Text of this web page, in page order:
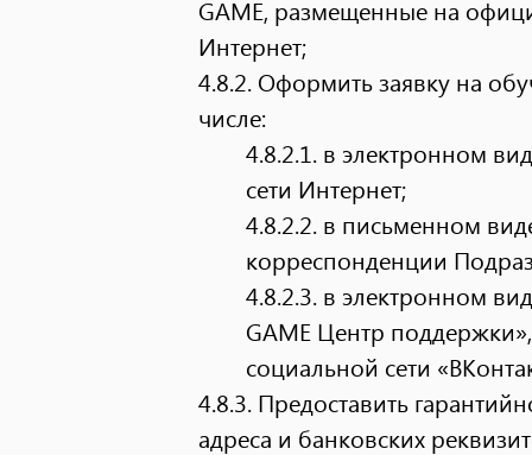
GAME, размещенные на
Интернет;
4.8.2. Оформить заявку на
числе:
4.8.2.1. в электронном
сети Интернет;
4.8.2.2. в письменном
корреспонденции
4.8.2.3. в электронном
GAME Центр
социальной сети
4.8.3. Предоставить
адреса и банковских